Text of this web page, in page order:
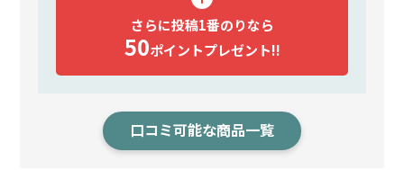
さらに投稿1番のりなら
50ポイントプレゼント!!
口コミ可能な商品一覧